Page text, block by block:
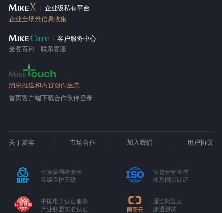
企业级私有平台
企业全场景信息收集
客户服务中心
麦客百科
联系客服
消息推送和内容创作生态
首页客户端下载合作伙伴登录
关于麦客 市场合作 加入我们 用户协议
公安部网络安全
等级保护三级
信息安全管理
体系国际认证
中国电子认证服务
产业联盟实名认证
通过阿里云
渗透测试